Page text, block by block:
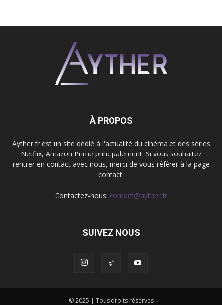
À PROPOS
Ayther.fr est un site dédié à l'actualité du cinéma et des séries
Netflix, Amazon Prime principalement. Si vous souhaitez
rentrer en contact avec nous, merci de vous référer à la page
contact.
Contactez-nous: contact@ayther.fr
SUIVEZ NOUS
© 2025 | Tous droits réservés